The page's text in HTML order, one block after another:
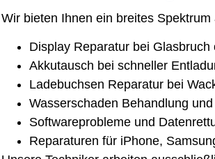
Wir bieten Ihnen ein breites
Display Reparatur bei Glasbruch
Akkutausch bei schneller
Ladebuchsen Reparatur bei
Wasserschaden Behandlung
Softwareprobleme und
Reparaturen für iPhone,